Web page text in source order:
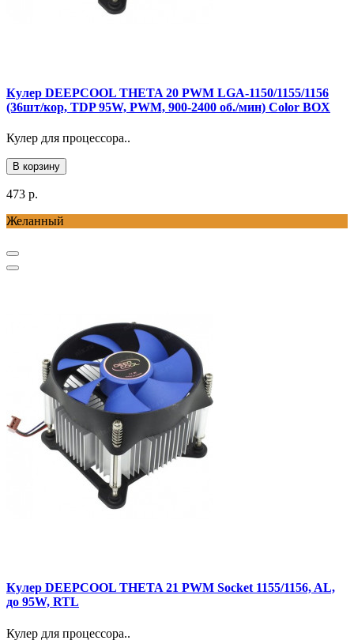
Кулер DEEPCOOL THETA 20 PWM LGA-1150/1155/1156
(36шт/кор, TDP 95W, PWM, 900-2400 об./мин) Color BOX
Кулер для процессора..
В корзину
473 р.
Желанный
Кулер DEEPCOOL THETA 21 PWM Socket 1155/1156, AL,
до 95W, RTL
Кулер для процессора..